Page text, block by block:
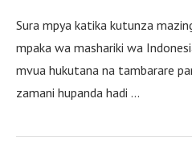
Sura mpya katika kutunza
mpaka wa mashariki wa
mvua hukutana na tambarare
zamani hupanda hadi …